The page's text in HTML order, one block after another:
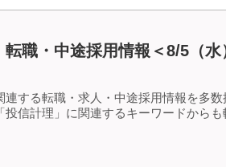
職・中途採用情報＜8/5（水
する転職・求人・中途採用情報を多
信計理」に関連するキーワードから